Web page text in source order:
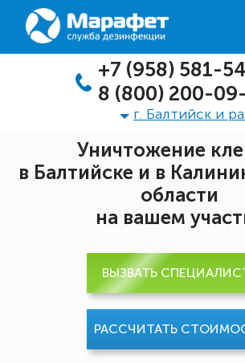
+7 (958) 581-
8 (800) 200-
г. Балтийск и
Уничтожение
в Балтийске и в
области
на вашем
ВЫЗВАТЬ
РАССЧИТАТЬ